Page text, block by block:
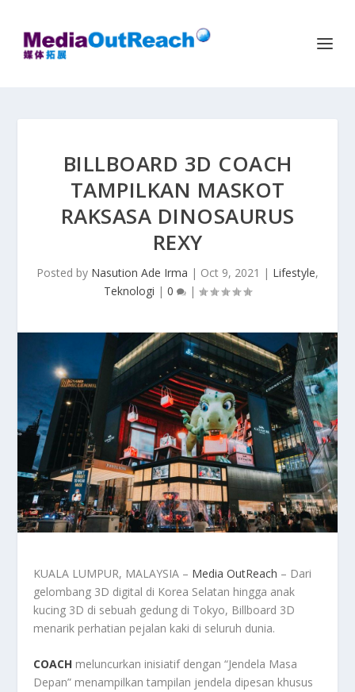
BILLBOARD 3D COACH
TAMPILKAN MASKOT
RAKSASA DINOSAURUS
REXY
Posted by Nasution Ade Irma | Oct 9, 2021 | Lifestyle,
Teknologi | 0 |
KUALA LUMPUR, MALAYSIA – Media OutReach – Dari
gelombang 3D digital di Korea Selatan hingga anak
kucing 3D di sebuah gedung di Tokyo, Billboard 3D
menarik perhatian pejalan kaki di seluruh dunia.
COACH meluncurkan inisiatif dengan “Jendela Masa
Depan” menampilkan tampilan jendela dipesan khusus